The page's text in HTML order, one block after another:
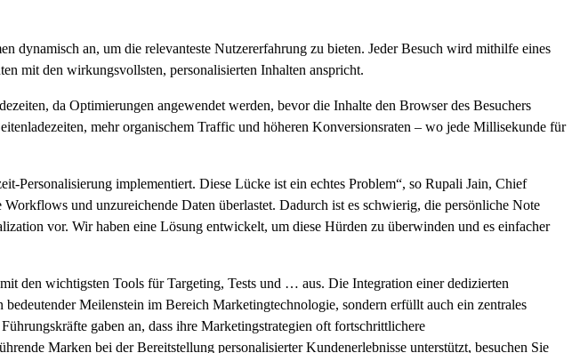
dynamisch an, um die relevanteste Nutzererfahrung zu bieten. Jeder Besuch wird mithilfe eines
mit den wirkungsvollsten, personalisierten Inhalten anspricht.
da Optimierungen angewendet werden, bevor die Inhalte den Browser des Besuchers
mehr organischem Traffic und höheren Konversionsraten – wo jede Millisekunde für
Personalisierung implementiert. Diese Lücke ist ein echtes Problem“, so Rupali Jain, Chief
und unzureichende Daten überlastet. Dadurch ist es schwierig, die persönliche Note
vor. Wir haben eine Lösung entwickelt, um diese Hürden zu überwinden und es einfacher
den wichtigsten Tools für Targeting, Tests und … aus. Die Integration einer dedizierten
Meilenstein im Bereich Marketingtechnologie, sondern erfüllt auch ein zentrales
gaben an, dass ihre Marketingstrategien oft fortschrittlichere
Marken bei der Bereitstellung personalisierter Kundenerlebnisse unterstützt, besuchen Sie